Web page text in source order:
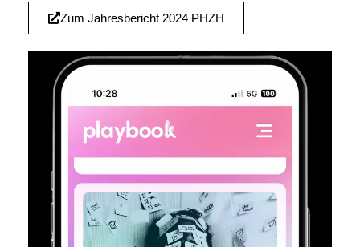
Zum Jahresbericht 2024 PHZH